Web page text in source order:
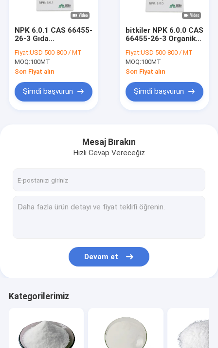
VİDEOLAR
NPK 6.0.1 CAS 66455-
26-3 Gıda
Bitkiler için organik
gübre
Fiyat:USD 500-800 / MT
MOQ:100MT
Son Fiyat alın
Şimdi başvurun
bitkiler NPK 6.0.0 CAS
66455-26-3 Organik
Doğurganlık 9 ay
sürer
Fiyat:USD 500-800 / MT
MOQ:100MT
Son Fiyat alın
Şimdi başvurun
Mesaj Bırakın
Hızlı Cevap Vereceğiz
Devam et
Kategorilerimiz